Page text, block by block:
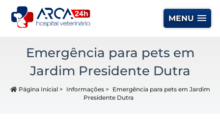
MENU
Emergência para pets em
Jardim Presidente Dutra
Página Inicial> Informações> Emergência para pets em Jardim
Presidente Dutra